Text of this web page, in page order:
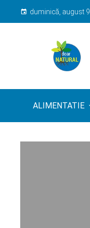
duminică, august 9
ALIMENTATIE